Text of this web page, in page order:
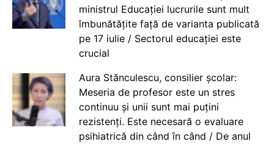
ministrul Educației lucrurile sunt mult
îmbunătățite față de varianta publicată
pe 17 iulie / Sectorul educației este
crucial
Aura Stănculescu, consilier școlar:
Meseria de profesor este un stres
continuu și unii sunt mai puțini
rezistenți. Este necesară o evaluare
psihiatrică din când în când / De anul